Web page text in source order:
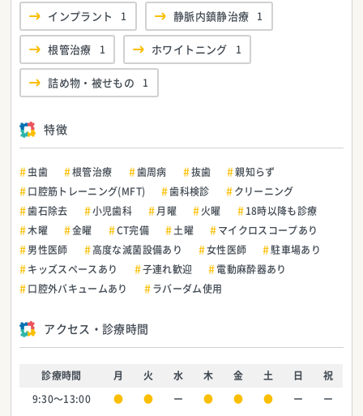
インプラント 1 静脈内鎮静治療 1
根管治療 1 ホワイトニング 1
詰め物・被せもの 1
特徴
虫歯 根管治療 歯周病 抜歯
親知らず
口腔筋トレーニング(MFT)
歯科検診
クリーニング
歯石除去
小児歯科 月曜 火曜
18時以降も診療
木曜
金曜 CT完備 土曜
マイクロスコープあり
男性医師
高度な滅菌設備あり 女性医師
駐車場あり
キッズスペースあり
子連れ歓迎
電動麻酔器あり
口腔外バキュームあり
ラバーダム使用
アクセス・診療時間
診療時間 月 火 水 木 金 土 日 祝
9:30〜13:00 ● ● ー ● ● ● ー ー